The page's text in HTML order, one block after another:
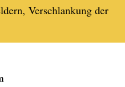
Verschlankung der